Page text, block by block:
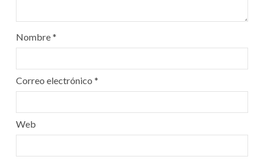
Nombre*
Correo electrónico *
Web